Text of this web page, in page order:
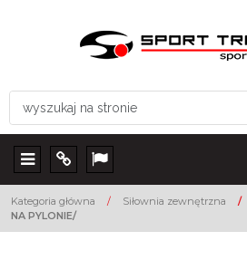
Menu Info Lang
Kategoria główna / Siłownia zewnętrzna /
NA PYLONIE/